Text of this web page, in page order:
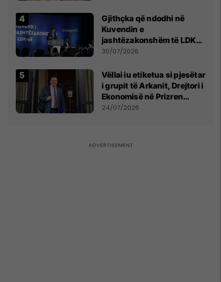
Gjithçka që ndodhi në
Kuvendin e
jashtëzakonshëm të LDK-
së
30/07/2026
Vëllai iu etiketua si pjesëtar
i grupit të Arkanit, Drejtori i
Ekonomisë në Prizren
mohon pretendimet
24/07/2026